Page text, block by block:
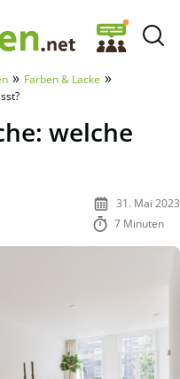
» Farben & Lacke »
welche
31. Mai 2023
7 Minuten